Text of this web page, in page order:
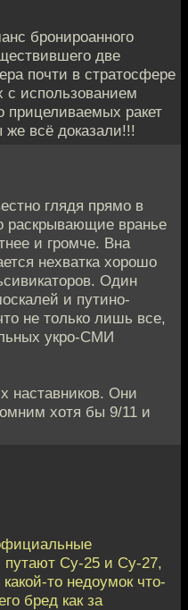
бронироанного
две
почти в стратосфере
с использованием
прицеливаемых ракет
всё доказали!!!
глядя прямо в
раскрывающие вранье
и громче. Вна
нехватка хорошо
Один
и путино-
не только лишь все,
укро-СМИ
наставников. Они
хотя бы 9/11 и
Су-25 и Су-27,
то недоумок что-
бред как за